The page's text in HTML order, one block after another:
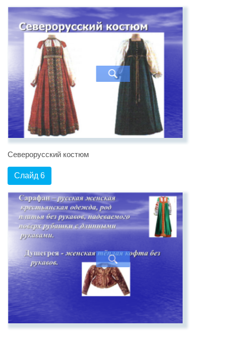
Северорусский костюм
Слайд 6